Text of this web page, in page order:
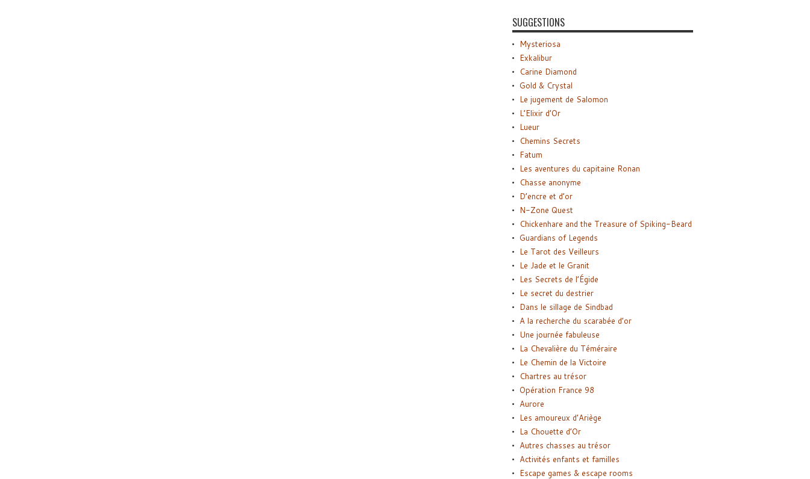
SUGGESTIONS
Mysteriosa
Exkalibur
Carine Diamond
Gold & Crystal
Le jugement de Salomon
L’Elixir d’Or
Lueur
Chemins Secrets
Fatum
Les aventures du capitaine Ronan
Chasse anonyme
D’encre et d’or
N-Zone Quest
Chickenhare and the Treasure of Spiking-Beard
Guardians of Legends
Le Tarot des Veilleurs
Le Jade et le Granit
Les Secrets de l’Égide
Le secret du destrier
Dans le sillage de Sindbad
A la recherche du scarabée d’or
Une journée fabuleuse
La Chevalière du Téméraire
Le Chemin de la Victoire
Chartres au trésor
Opération France 98
Aurore
Les amoureux d’Ariège
La Chouette d’Or
Autres chasses au trésor
Activités enfants et familles
Escape games & escape rooms